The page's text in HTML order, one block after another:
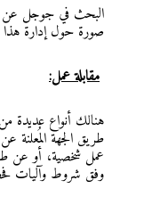
البحث في جوجل عن
صورة حول إدارة هذا
مقابلة عمل:
هنالك أنواع عديدة
طريق الجهة المُعلنة
عمل شخصية، أو عن
وفق شروط وآليات